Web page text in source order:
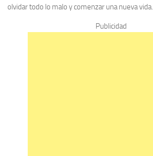
olvidar todo lo malo y comenzar una nueva vida.
Publicidad